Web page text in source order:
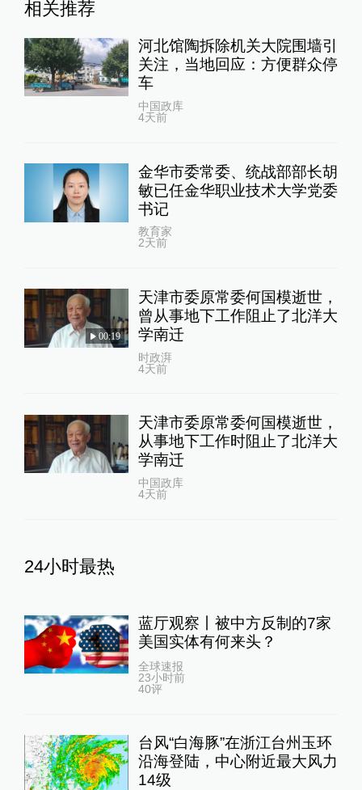
相关推荐
河北馆陶拆除机关大院围墙引
关注，当地回应：方便群众停
车
中国政库
4天前
金华市委常委、统战部部长胡
敏已任金华职业技术大学党委
书记
教育家
2天前
00:19
天津市委原常委何国模逝世，
曾从事地下工作阻止了北洋大
学南迁
时政湃
4天前
天津市委原常委何国模逝世，
从事地下工作时阻止了北洋大
学南迁
中国政库
4天前
24小时最热
蓝厅观察丨被中方反制的7家
美国实体有何来头？
全球速报
23小时前
40评
台风“白海豚”在浙江台州玉环
沿海登陆，中心附近最大风力
14级